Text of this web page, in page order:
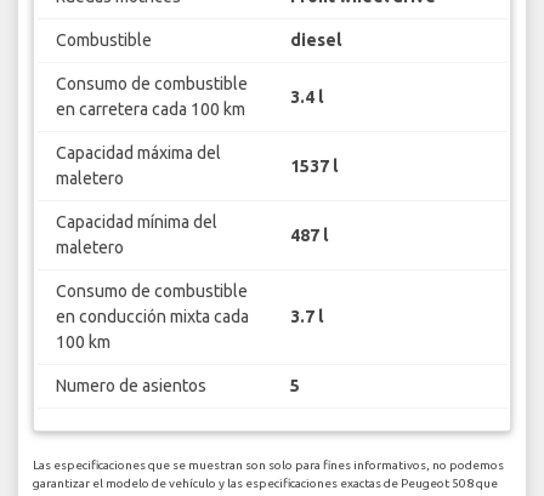
Combustible diesel
Consumo de combustible
en carretera cada 100 km
3.4 l
Capacidad máxima del
maletero
1537 l
Capacidad mínima del
maletero
487 l
Consumo de combustible
en conducción mixta cada
100 km
3.7 l
Numero de asientos 5
Las especificaciones que se muestran son solo para fines informativos, no podemos
garantizar el modelo de vehículo y las especificaciones exactas de Peugeot 508 que